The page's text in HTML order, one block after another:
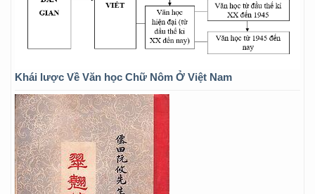
Khái lược Về Văn học Chữ Nôm Ở Việt Nam